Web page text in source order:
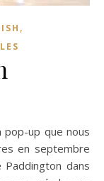
,
en septembre
dans